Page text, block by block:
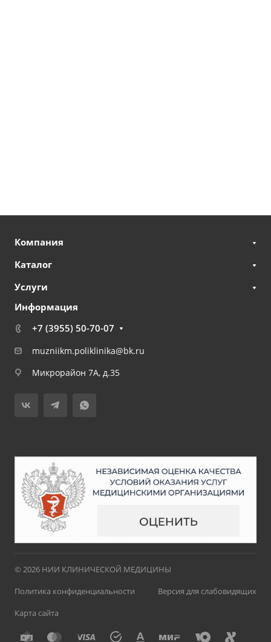
Компания
Каталог
Услуги
Информация
+7 (3955) 50-70-07
muzniikm.poliklinika@bk.ru
Микрорайон 7А, д.35
© 2026 НИИ КЛИНИЧЕСКОЙ МЕДИЦИНЫ
Политика конфиденциальности
Версия для слабовидящих
Карта сайта